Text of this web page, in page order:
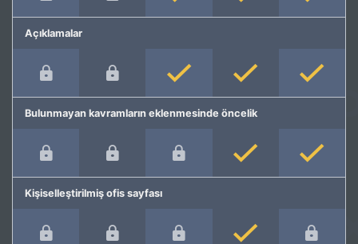
Açıklamalar
Bulunmayan kavramların eklenmesinde öncelik
Kişiselleştirilmiş ofis sayfası